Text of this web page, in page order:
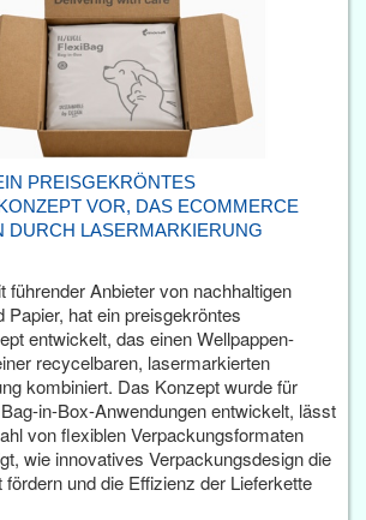
PREISGEKRÖNTES
VOR, DAS ECOMMERCE
DURCH LASERMARKIERUNG
führender Anbieter von nachhaltigen
Papier, hat ein preisgekröntes
entwickelt, das einen Wellpappen-
recycelbaren, lasermarkierten
kombiniert. Das Konzept wurde für
in-Box-Anwendungen entwickelt, lässt
von flexiblen Verpackungsformaten
wie innovatives Verpackungsdesign die
und die Effizienz der Lieferkette